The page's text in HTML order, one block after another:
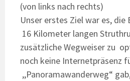
(von links nach rechts)
Unser erstes Ziel war es, die
16 Kilometer langen
zusätzliche Wegweiser zu
noch keine Internetpräsenz
,,Panoramawanderweg“